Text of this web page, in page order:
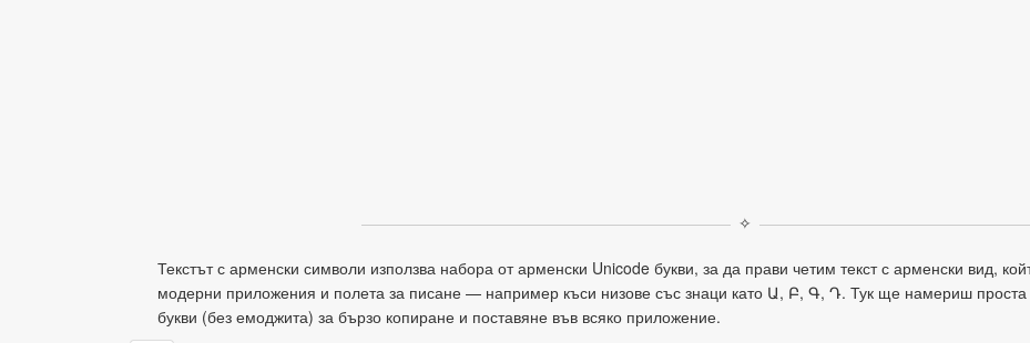
✧
Текстът с арменски символи използва набора от арменски Unicode букви, за да прави четим текст с арменски вид,
модерни приложения и полета за писане — например къси низове със знаци като Ա, Բ, Գ, Դ. Тук ще намериш проста
букви (без емоджита) за бързо копиране и поставяне във всяко приложение.